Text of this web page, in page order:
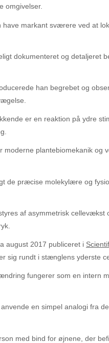
omgivelser.
markant sværere ved at
dokumenteret og detaljeret
han begrebet og
er en reaktion på ydre
plantebiomekanik og
de præcise molekylære og
af asymmetrisk cellevækst
august 2017 publiceret i
sig rundt i stænglens yderste
fungerer som en intern
en simpel analogi fra
med bind for øjnene, der